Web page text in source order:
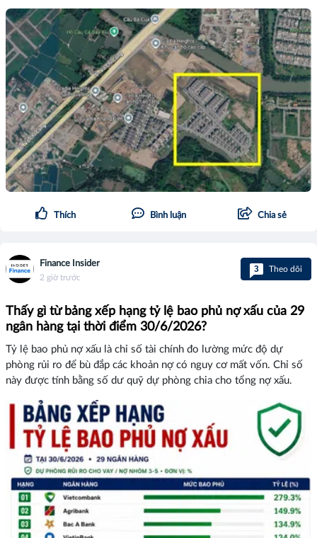
Thích Bình luận Chia sẻ
Finance Insider
2 giờ trước
3 Theo dõi
Thấy gì từ bảng xếp hạng tỷ lệ bao phủ nợ xấu của 29
ngân hàng tại thời điểm 30/6/2026?
Tỷ lệ bao phủ nợ xấu là chỉ số tài chính đo lường mức độ dự
phòng rủi ro để bù đắp các khoản nợ có nguy cơ mất vốn. Chỉ số
này được tính bằng số dư quỹ dự phòng chia cho tổng nợ xấu.